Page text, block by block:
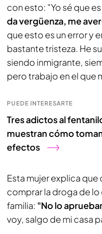
con esto: "Yo sé que
da vergüenza, me
que esto es un error y
bastante tristeza. He
siendo inmigrante,
pero trabajo en el que
PUEDE INTERESARTE
Tres adictos al
muestran cómo
efectos
Esta mujer explica
comprar la droga de
familia: "No lo
voy, salgo de mi casa